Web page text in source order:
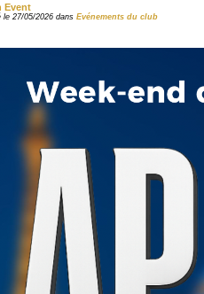
Event
le 27/05/2026 dans Evénements du club